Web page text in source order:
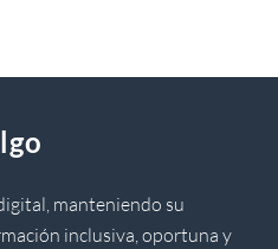
manteniendo su
inclusiva, oportuna y